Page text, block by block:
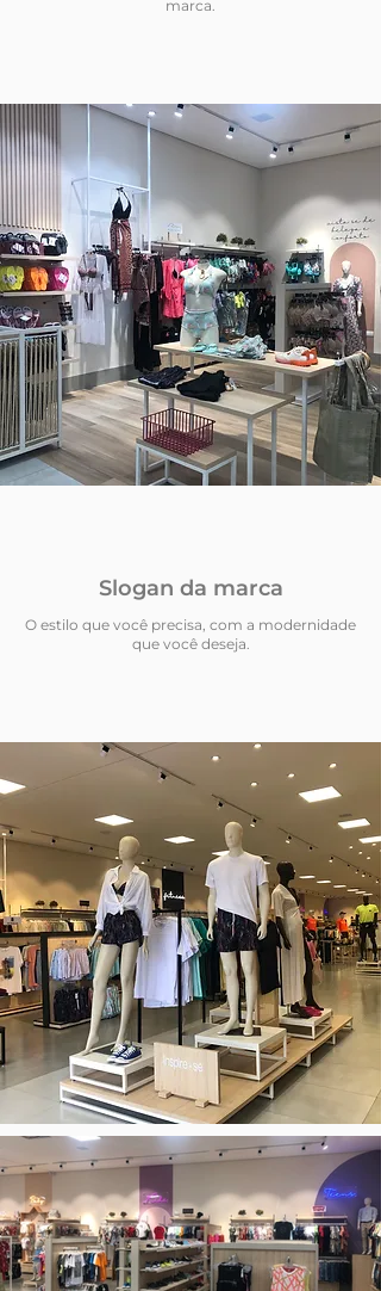
marca.
Slogan da marca
O estilo que você precisa, com a modernidade
que você deseja.